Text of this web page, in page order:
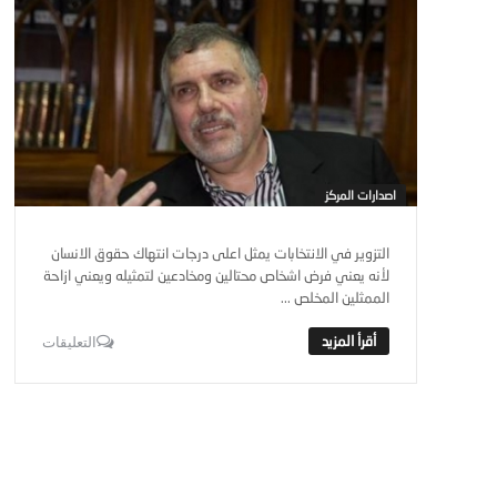
اصدارات المركز
التزوير في الانتخابات يمثل اعلى درجات انتهاك حقوق الانسان
لأنه يعني فرض اشخاص محتالين ومخادعين لتمثيله ويعني ازاحة
الممثلين المخلص ...
التعليقات